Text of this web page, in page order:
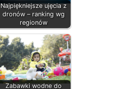
Najpiękniejsze ujęcia z
dronów – ranking wg
regionów
Zabawki wodne do